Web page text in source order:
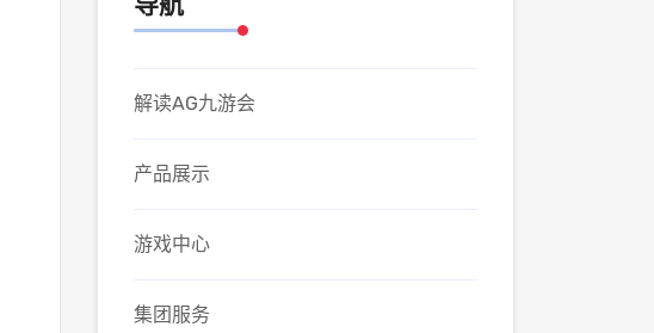
解读AG九游会
产品展示
游戏中心
集团服务